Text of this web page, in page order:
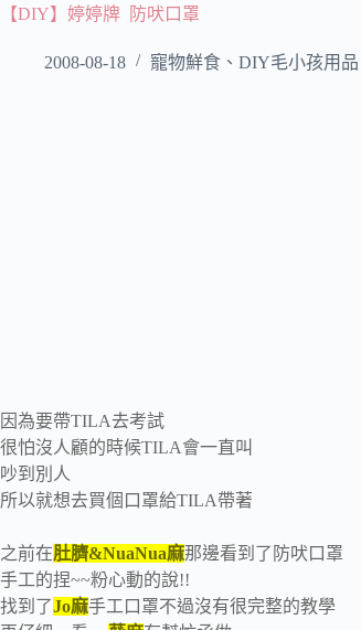
【DIY】婷婷牌 防吠口罩
2008-08-18 寵物鮮食、DIY毛小孩用品
因為要帶TILA去考試
很怕沒人顧的時候TILA會一直叫
吵到別人
所以就想去買個口罩給TILA帶著
之前在肚臍&NuaNua麻那邊看到了防吠口罩
手工的捏~~粉心動的說!!
找到了Jo麻手工口罩不過沒有很完整的教學